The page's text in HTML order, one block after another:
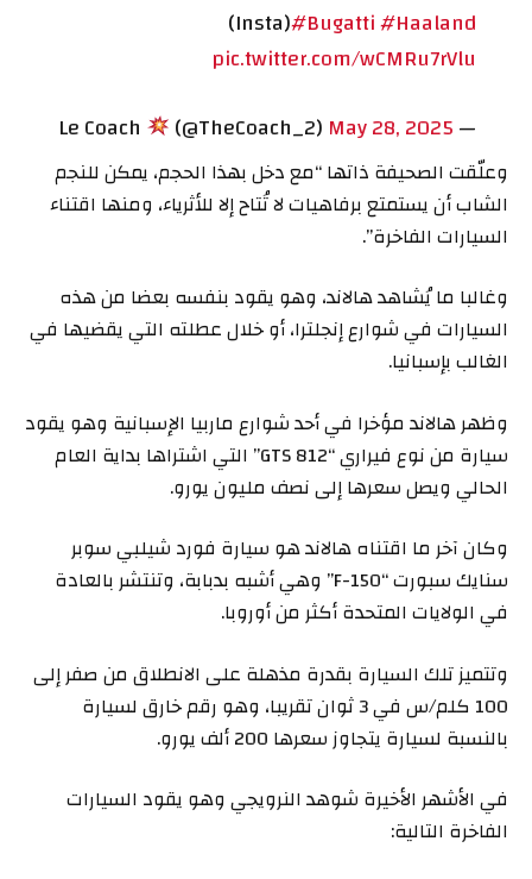
(Insta)#Bugatti#Haaland
pic.twitter.com/wCMRu7rVlu
— Le Coach
(@TheCoach_2) May 28, 2025
وعلّقت الصحيفة ذاتها “مع دخل بهذا الحجم، يمكن للنجم
الشاب أن يستمتع برفاهيات لا تُتاح إلا للأثرياء، ومنها اقتناء
السيارات الفاخرة”.
وغالبا ما يُشاهد هالاند، وهو يقود بنفسه بعضا من هذه
السيارات في شوارع إنجلترا، أو خلال عطلته التي يقضيها في
الغالب بإسبانيا.
وظهر هالاند مؤخرا في أحد شوارع ماربيا الإسبانية وهو يقود
سيارة من نوع فيراري “GTS 812” التي اشتراها بداية العام
الحالي ويصل سعرها إلى نصف مليون يورو.
وكان آخر ما اقتناه هالاند هو سيارة فورد شيلبي سوبر
سنايك سبورت “F-150” وهي أشبه بدبابة، وتنتشر بالعادة
في الولايات المتحدة أكثر من أوروبا.
وتتميز تلك السيارة بقدرة مذهلة على الانطلاق من صفر إلى
100 كلم/س في 3 ثوان تقريبا، وهو رقم خارق لسيارة
بالنسبة لسيارة يتجاوز سعرها 200 ألف يورو.
في الأشهر الأخيرة شوهد النرويجي وهو يقود السيارات
الفاخرة التالية: